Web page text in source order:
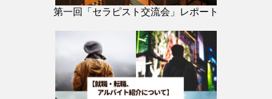
第一回「セラピスト交流会」レポート